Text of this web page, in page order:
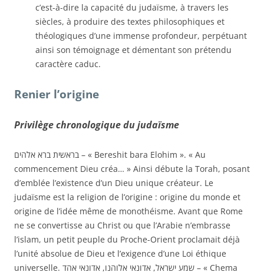
c’est-à-dire la capacité du judaïsme, à travers les
siècles, à produire des textes philosophiques et
théologiques d’une immense profondeur, perpétuant
ainsi son témoignage et démentant son prétendu
caractère caduc.
Renier l’origine
Privilège chronologique du judaïsme
בראשית ברא אלהים – « Bereshit bara Elohim ». « Au
commencement Dieu créa… » Ainsi débute la Torah, posant
d’emblée l’existence d’un Dieu unique créateur. Le
judaïsme est la religion de l’origine : origine du monde et
origine de l’idée même de monothéisme. Avant que Rome
ne se convertisse au Christ ou que l’Arabie n’embrasse
l’islam, un petit peuple du Proche-Orient proclamait déjà
l’unité absolue de Dieu et l’exigence d’une Loi éthique
universelle. שמע ישראל, אדונאי אלוהנו, אדונאי אהד – « Chema